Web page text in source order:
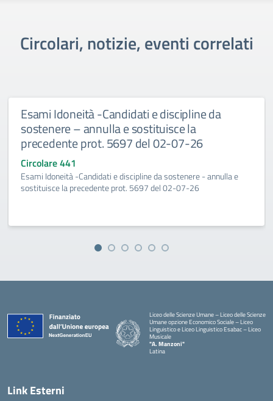
Circolari, notizie, eventi correlati
Esami Idoneità -Candidati e discipline da
sostenere – annulla e sostituisce la
precedente prot. 5697 del 02-07-26
Circolare 441
Esami Idoneità -Candidati e discipline da sostenere - annulla e
sostituisce la precedente prot. 5697 del 02-07-26
Liceo delle Scienze Umane – Liceo delle Scienze
Umane opzione Economico Sociale – Liceo
Linguistico e Liceo Linguistico Esabac – Liceo
Musicale
"A. Manzoni"
Latina
Link Esterni